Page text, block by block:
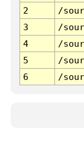
2
/
3
/
4
/
5
/
6
/